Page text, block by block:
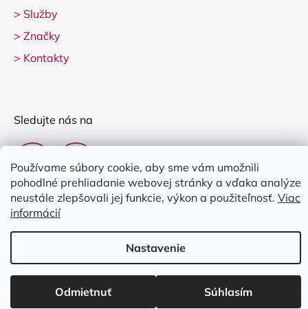
Používame súbory cookie, aby sme vám umožnili
pohodlné prehliadanie webovej stránky a vďaka analýze
neustále zlepšovali jej funkcie, výkon a použiteľnosť. Viac
informácií
Nastavenie
Odmietnuť Súhlasím
> Služby
> Značky
> Kontakty
Sledujte nás na
Vytvoril Shoptet
Copyright 2026Clarina Music. Všetky práva vyhradené.Upraviť
nastavenie cookies